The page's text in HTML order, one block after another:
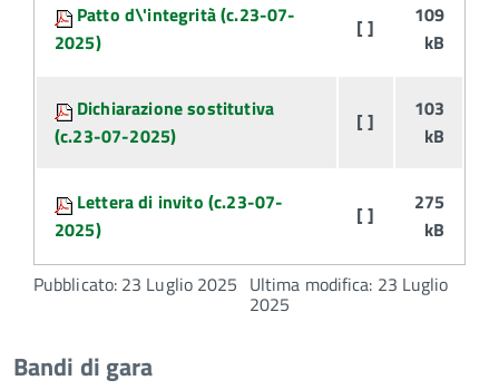
Patto d\'integrità (c.23-07-
2025)
[ ]
109
kB
Dichiarazione sostitutiva
(c.23-07-2025)
[ ]
103
kB
Lettera di invito (c.23-07-
2025)
[ ]
275
kB
Pubblicato: 23 Luglio 2025 Ultima modifica: 23 Luglio
2025
Bandi di gara